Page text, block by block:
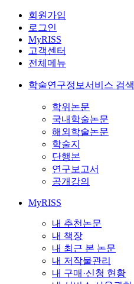
회원가입
로그인
MyRISS
고객센터
전체메뉴
학술연구정보서비스 검색
학위논문
국내학술논문
해외학술논문
학술지
단행본
연구보고서
공개강의
MyRISS
내 추천논문
내 책장
내 최근 본 논문
내 저작물관리
내 구매·신청 현황